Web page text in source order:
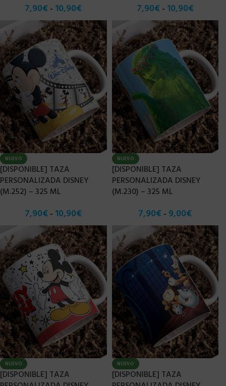
7,90€- 10,90€ 7,90€ - 10,90€
NUEVO
[DISPONIBLE] TAZA
PERSONALIZADA DISNEY
(M.252) – 325 ML
7,90€- 10,90€
NUEVO
[DISPONIBLE] TAZA
PERSONALIZADA DISNEY
(M.230) – 325 ML
7,90€- 9,00€
NUEVO
[DISPONIBLE] TAZA
NUEVO
[DISPONIBLE] TAZA